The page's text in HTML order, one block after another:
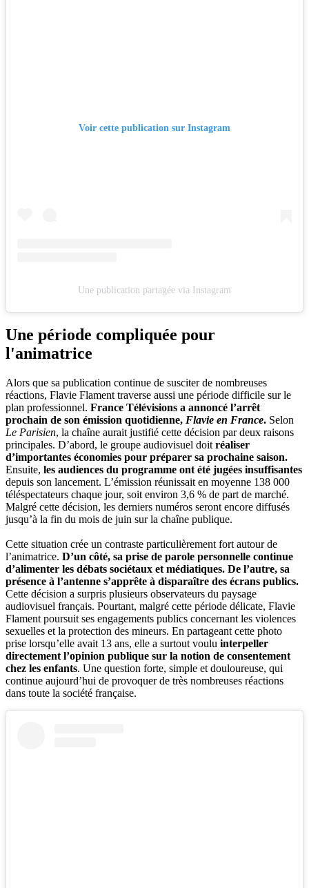
Voir cette publication sur Instagram
Une publication partagée via Instagram
Une période compliquée pour
l'animatrice
Alors que sa publication continue de susciter de nombreuses
réactions, Flavie Flament traverse aussi une période difficile sur le
plan professionnel. France Télévisions a annoncé l’arrêt
prochain de son émission quotidienne, Flavie en France. Selon
Le Parisien, la chaîne aurait justifié cette décision par deux raisons
principales. D’abord, le groupe audiovisuel doit réaliser
d’importantes économies pour préparer sa prochaine saison.
Ensuite, les audiences du programme ont été jugées insuffisantes
depuis son lancement. L’émission réunissait en moyenne 138 000
téléspectateurs chaque jour, soit environ 3,6 % de part de marché.
Malgré cette décision, les derniers numéros seront encore diffusés
jusqu’à la fin du mois de juin sur la chaîne publique.
Cette situation crée un contraste particulièrement fort autour de
l’animatrice. D’un côté, sa prise de parole personnelle continue
d’alimenter les débats sociétaux et médiatiques. De l’autre, sa
présence à l’antenne s’apprête à disparaître des écrans publics.
Cette décision a surpris plusieurs observateurs du paysage
audiovisuel français. Pourtant, malgré cette période délicate, Flavie
Flament poursuit ses engagements publics concernant les violences
sexuelles et la protection des mineurs. En partageant cette photo
prise lorsqu’elle avait 13 ans, elle a surtout voulu interpeller
directement l’opinion publique sur la notion de consentement
chez les enfants. Une question forte, simple et douloureuse, qui
continue aujourd’hui de provoquer de très nombreuses réactions
dans toute la société française.